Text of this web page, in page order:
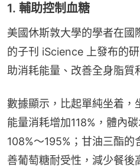
1. 輔助控制血糖
美國休斯敦大學的學者在國
的子刊 iScience 上發布的
助消耗能量、改善全身脂質
數據顯示，比起單純坐着
能量消耗增加118%，體內
108%～195%；甘油三酯
善葡萄糖耐受性，減少餐